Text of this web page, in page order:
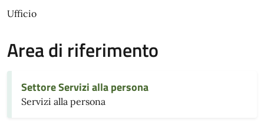
Ufficio
Area di riferimento
Settore Servizi alla persona
Servizi alla persona